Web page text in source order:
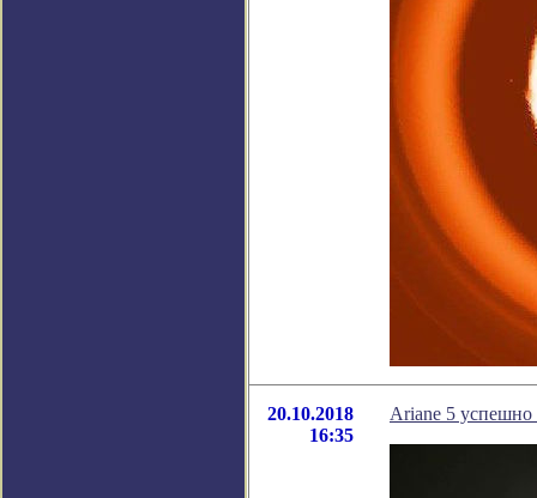
20.10.2018
16:35
Ariane 5